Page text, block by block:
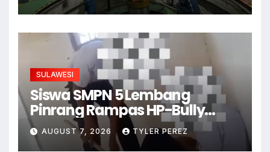
SULAWESI
Siswa SMPN 5 Lembang
Pinrang Rampas HP-Bully
Junior
AUGUST 7, 2026 TYLER PEREZ